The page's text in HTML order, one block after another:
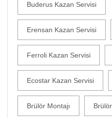
Buderus Kazan Servisi
Erensan Kazan Servisi
Ferroli Kazan Servisi
Ecostar Kazan Servisi
Brülör Montajı